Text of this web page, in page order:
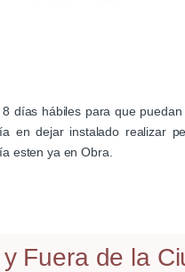
días hábiles para que
en dejar instalado realizar
esten ya en Obra.
Fuera de la